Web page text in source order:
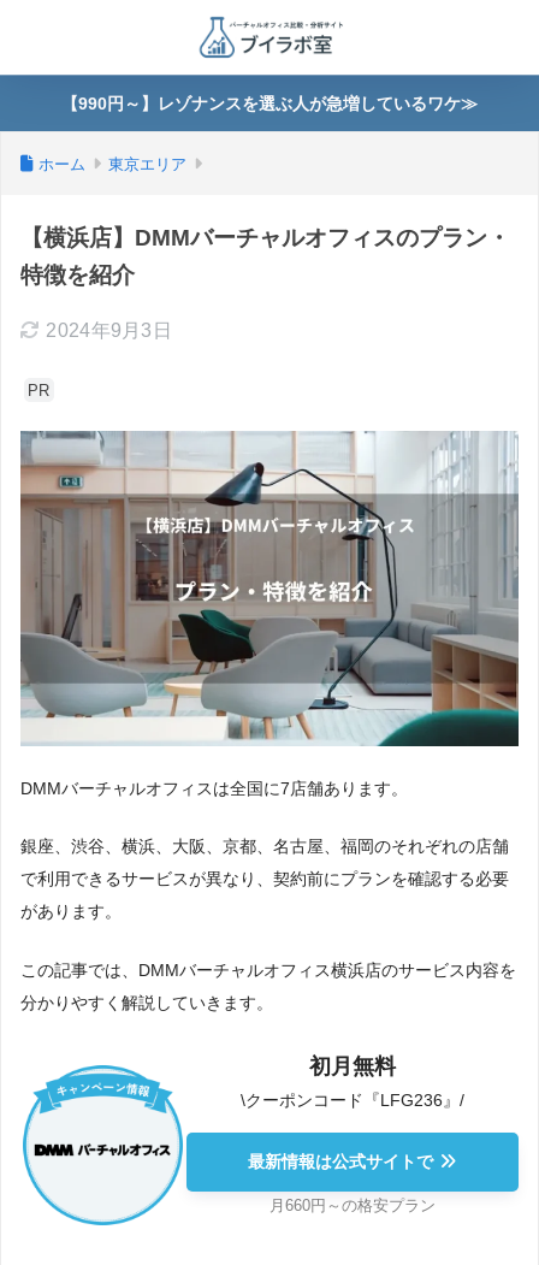
【990円～】レゾナンスを選ぶ人が急増しているワケ≫
ホーム 東京エリア
【横浜店】DMMバーチャルオフィスのプラン・
特徴を紹介
2024年9月3日
PR
DMMバーチャルオフィスは全国に7店舗あります。
銀座、渋谷、横浜、大阪、京都、名古屋、福岡のそれぞれの店舗
で利用できるサービスが異なり、契約前にプランを確認する必要
があります。
この記事では、DMMバーチャルオフィス横浜店のサービス内容を
分かりやすく解説していきます。
初月無料
\クーポンコード『LFG236』/
最新情報は公式サイトで
月660円～の格安プラン